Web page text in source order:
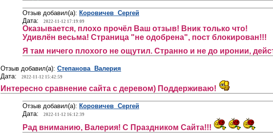
Отзыв добавил(а): Коровичев Сергей
Дата:
2022-11-12 17:19:09
Оказывается, плохо прочёл Ваш отзыв! Вник только что!
Удивлён весьма! Страница "не одобрена", пост блокирован!!!
Я там ничего плохого не ощутил. Странно и не до иронии,
Отзыв добавил(а): Степанова Валерия
Дата:
2022-11-12 15:42:59
Интересно сравнение сайта с деревом) Поддерживаю!
Отзыв добавил(а): Коровичев Сергей
Дата:
2022-11-12 16:12:39
Рад вниманию, Валерия! С Праздником Сайта!!!